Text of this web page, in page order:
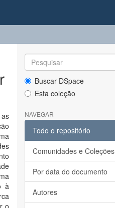
à
o
Buscar DSpace
Esta coleção
NAVEGAR
Todo o repositório
Comunidades e Coleções
Por data do documento
Autores